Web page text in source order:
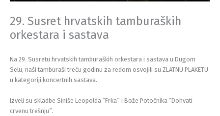
29. Susret hrvatskih tamburaških
orkestara i sastava
Na 29. Susretu hrvatskih tamburaških orkestara i sastava u Dugom
Selu, naši tamburaši treću godinu za redom osvojili su ZLATNU PLAKETU
u kategoriji koncertnih sastava.
Izveli su skladbe Siniše Leopolda “Frka” i Bože Potočnika “Dohvati
crvenu trešnju”.